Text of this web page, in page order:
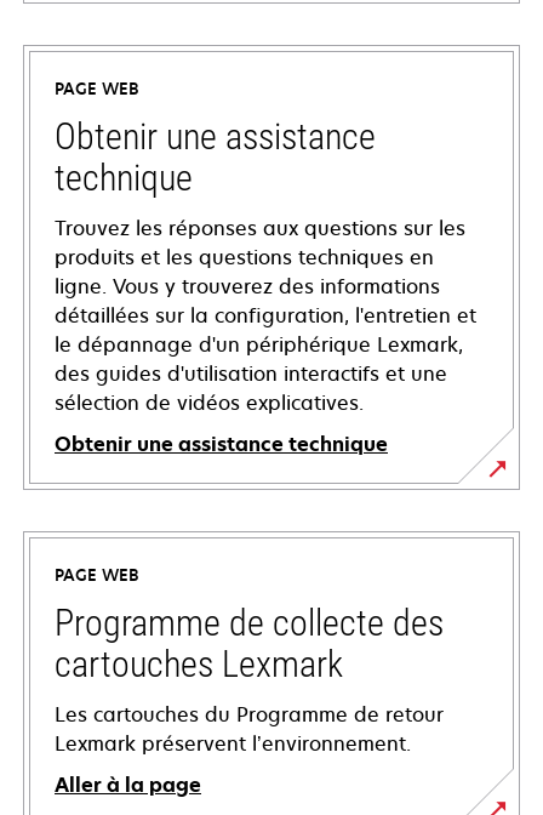
PAGE WEB
Obtenir une assistance
technique
Trouvez les réponses aux questions sur les
produits et les questions techniques en
ligne. Vous y trouverez des informations
détaillées sur la configuration, l'entretien et
le dépannage d'un périphérique Lexmark,
des guides d'utilisation interactifs et une
sélection de vidéos explicatives.
Obtenir une assistance technique
s’ouvre
dans
nouvel
onglet
PAGE WEB
Programme de collecte des
cartouches Lexmark
Les cartouches du Programme de retour
Lexmark préservent l’environnement.
Aller à la page